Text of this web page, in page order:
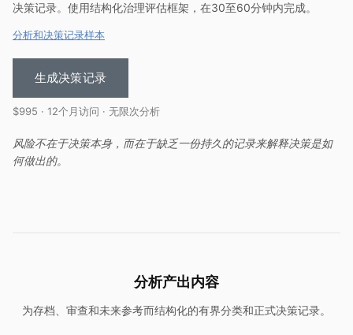
决策记录。使用结构化治理评估框架，在30至60分钟内完成。
分析和决策记录样本
生成决策记录
$995 · 12个月访问 · 无限次分析
风险不在于决策本身，而在于缺乏一份持久的记录来解释决策是如
何做出的。
分析产出内容
为存档、审查和未来参考而结构化的有界分类和正式决策记录。